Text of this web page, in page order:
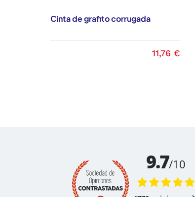
Cinta de grafito corrugada
Precio
11,76 €